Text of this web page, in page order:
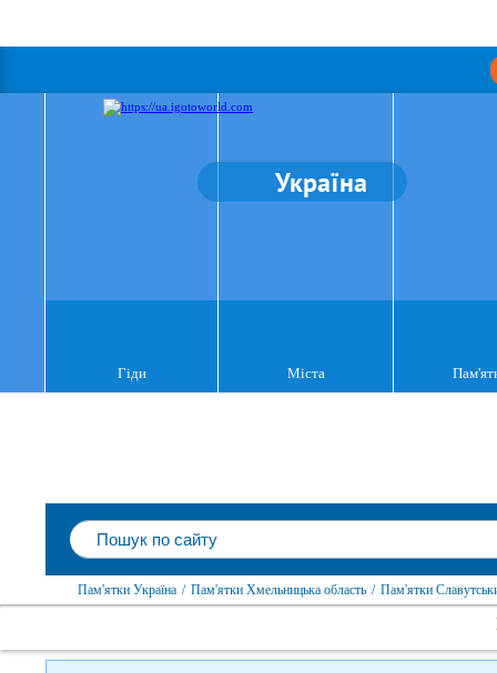
Україна
Гіди Міста
Пам'ятки Україна / Пам'ятки Хмельницька область / Пам'ятки